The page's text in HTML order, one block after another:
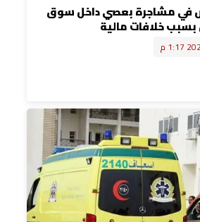
أشخاص في مشاجرة بعصي داخل سوق
خلافات مالية